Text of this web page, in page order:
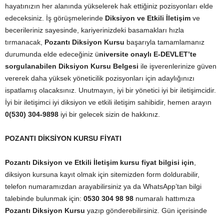
hayatınızın her alanında yükselerek hak ettiğiniz pozisyonları elde
edeceksiniz. İş görüşmelerinde Diksiyon ve Etkili İletişim ve
becerileriniz sayesinde, kariyerinizdeki basamakları hızla
tırmanacak, Pozantı Diksiyon Kursu başarıyla tamamlamanız
durumunda elde edeceğiniz üniversite onaylı E-DEVLET’te
sorgulanabilen Diksiyon Kursu Belgesi ile işverenlerinize güven
vererek daha yüksek yöneticilik pozisyonları için adaylığınızı
ispatlamış olacaksınız. Unutmayın, iyi bir yönetici iyi bir iletişimcidir.
İyi bir iletişimci iyi diksiyon ve etkili iletişim sahibidir, hemen arayın
0(530) 304-9898 iyi bir gelecek sizin de hakkınız.
POZANTI DİKSİYON KURSU FİYATI
Pozantı Diksiyon ve Etkili İletişim kursu fiyat bilgisi için,
diksiyon kursuna kayıt olmak için sitemizden form doldurabilir,
telefon numaramızdan arayabilirsiniz ya da WhatsApp’tan bilgi
talebinde bulunmak için: 0530 304 98 98 numaralı hattımıza
Pozantı Diksiyon Kursu yazıp gönderebilirsiniz. Gün içerisinde